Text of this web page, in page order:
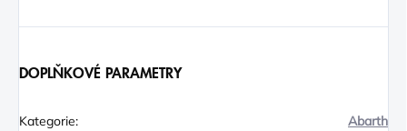
DOPLŇKOVÉ PARAMETRY
Kategorie: Abarth